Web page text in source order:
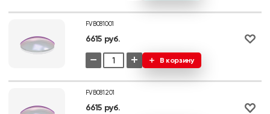
FVB081001
6615 руб.
− + В корзину
FVB081201
6615 руб.